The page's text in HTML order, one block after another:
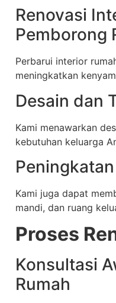
Renovasi
Pemborong
Perbarui interior
meningkatkan
Desain dan
Kami menawarkan
kebutuhan keluarga
Kami juga dapat
mandi, dan ruang
Proses
Konsultasi
Rumah